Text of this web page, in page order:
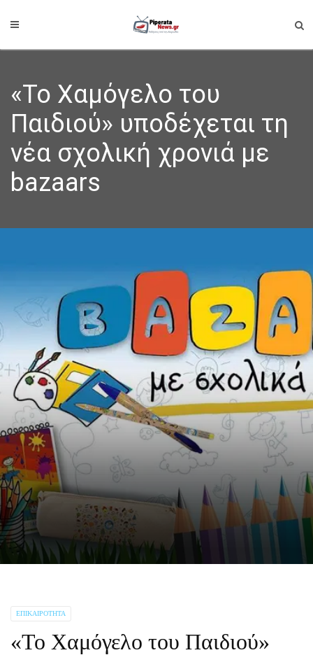
«Το Χαμόγελο του
Παιδιού» υποδέχεται τη
νέα σχολική χρονιά με
bazaars
ΕΠΙΚΑΙΡΌΤΗΤΑ
«Το Χαμόγελο του Παιδιού»